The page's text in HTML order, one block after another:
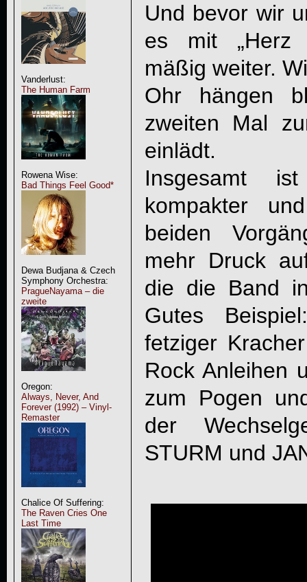
Vanderlust:
The Human Farm
Rowena Wise:
Bad Things Feel Good*
Dewa Budjana & Czech
Symphony Orchestra:
PragueNayama – die
zweite
Oregon:
Always, Never, And
Forever (1992) – Vinyl-
Remaster
Chalice Of Suffering:
The Raven Cries One
Last Time
Und bevor wir
es mit „Herz
mäßig weiter.
Ohr hängen
zweiten Mal
einlädt.
Insgesamt
kompakter
beiden
mehr Druck
die die Band
Gutes
fetziger
Rock Anleihen
zum Pogen
der
STURM und